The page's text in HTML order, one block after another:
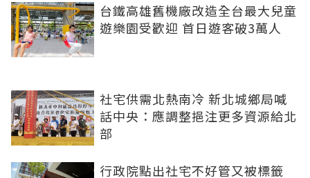
台鐵高雄舊機廠改造全台最大兒童
遊樂園受歡迎 首日遊客破3萬人
社宅供需北熱南冷 新北城鄉局喊
話中央：應調整挹注更多資源給北
部
行政院點出社宅不好管又被標籤